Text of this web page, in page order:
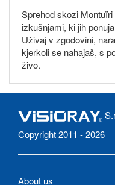
Sprehod skozi
izkušnjami, ki jih
Uživaj v zgodovini,
kjerkoli se nahajaš, s
živo.
Copyright 2011 - 2026
About us